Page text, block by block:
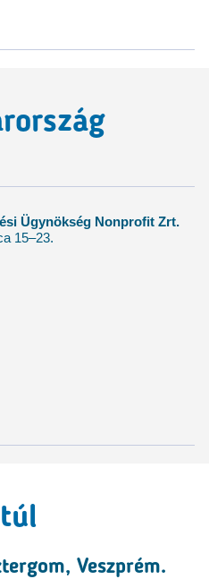
Ügynökség Nonprofit Zrt.
15–23.
Veszprém.